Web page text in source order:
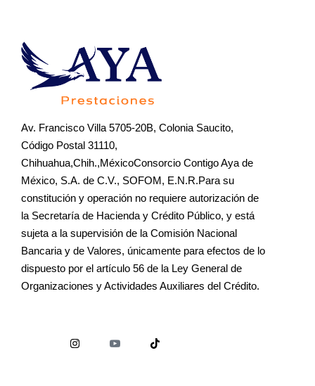
Av. Francisco Villa 5705-20B, Colonia Saucito,
Código Postal 31110,
Chihuahua,Chih.,MéxicoConsorcio Contigo Aya de
México, S.A. de C.V., SOFOM, E.N.R.Para su
constitución y operación no requiere autorización de
la Secretaría de Hacienda y Crédito Público, y está
sujeta a la supervisión de la Comisión Nacional
Bancaria y de Valores, únicamente para efectos de lo
dispuesto por el artículo 56 de la Ley General de
Organizaciones y Actividades Auxiliares del Crédito.